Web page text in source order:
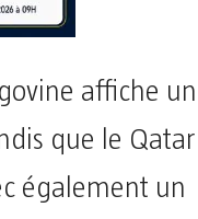
affiche un
que le Qatar
également un